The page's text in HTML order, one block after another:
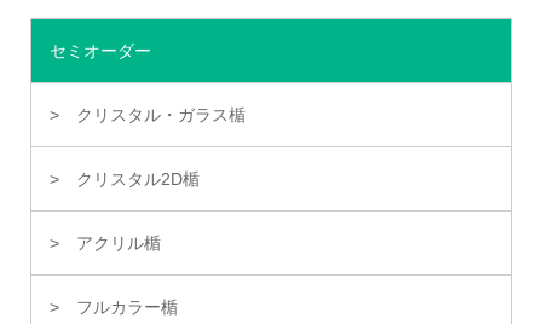
セミオーダー
クリスタル・ガラス楯
クリスタル2D楯
アクリル楯
フルカラー楯